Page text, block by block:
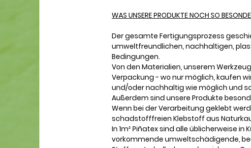
WAS UNSERE PRODUKTE NOCH SO
Der gesamte Fertigungsprozess
umweltfreundlichen, nachhaltigen,
Bedingungen.
Von den Materialien, unserem
Verpackung - wo nur möglich, kaufen
und/oder nachhaltig wie möglich und
Außerdem sind unsere Produkte
Wenn bei der Verarbeitung geklebt
schadstofffreien Klebstoff aus
In 1m² Piñatex sind alle üblicherweise in
vorkommende umweltschädigende,